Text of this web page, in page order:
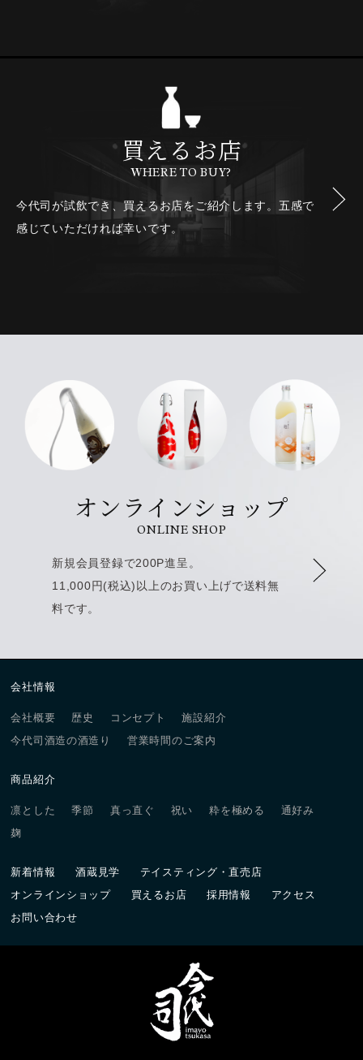
買えるお店
WHERE TO BUY?
今代司が試飲でき、買えるお店をご紹介します。 五感で
感じていただければ幸いです。
オンラインショップ
ONLINE SHOP
新規会員登録で200P進呈。
11,000円(税込)以上のお買い上げで送料無
料です。
会社情報
会社概要 歴史 コンセプト
施設紹介
今代司酒造の酒造り
営業時間のご案内
商品紹介
凛とした 季節 真っ直ぐ 祝い 粋を極める
通好み
麹
新着情報 酒蔵見学
テイスティング・直売店
オンラインショップ
買えるお店 採用情報
アクセス
お問い合わせ